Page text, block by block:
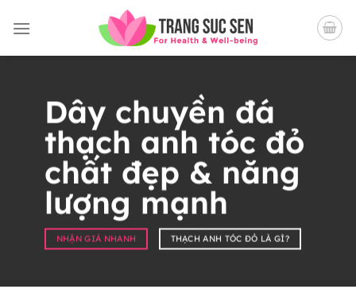
qua
Dây chuyền đá
thạch anh tóc đỏ
chất đẹp & năng
lượng mạnh
NHẬN GIÁ NHANH THẠCH ANH TÓC ĐỎ LÀ GÌ?